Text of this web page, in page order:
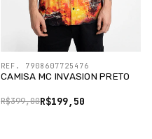
CAMISA MC INVASION PRETO
R$199,50
R$399,00
REF. 7908607725476